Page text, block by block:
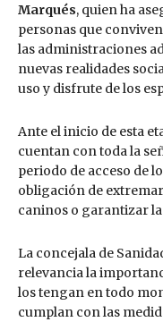
Marqués, quien ha
personas que
las administraciones
nuevas realidades
uso y disfrute de los
Ante el inicio de esta
cuentan con toda la
periodo de acceso de
obligación de
caninos o garantizar
La concejala de
relevancia la
los tengan en todo
cumplan con las